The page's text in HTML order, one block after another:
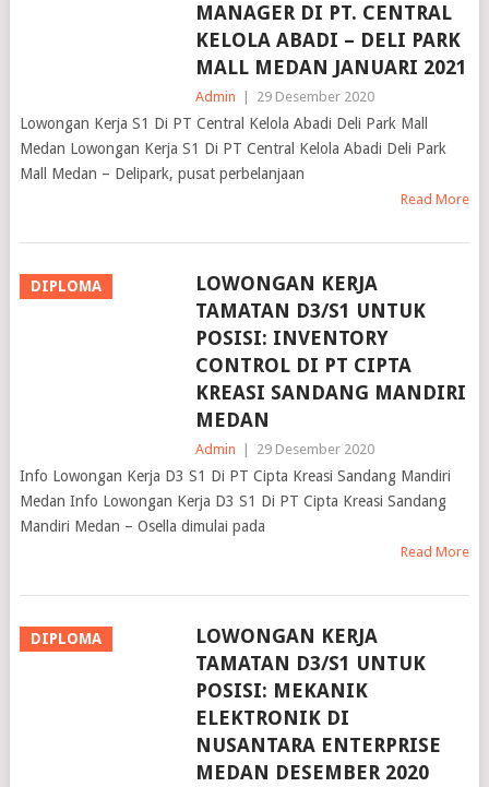
MANAGER DI PT. CENTRAL
KELOLA ABADI – DELI PARK
MALL MEDAN JANUARI 2021
Admin 29 Desember 2020
Lowongan Kerja S1 Di PT Central Kelola Abadi Deli Park Mall
Medan Lowongan Kerja S1 Di PT Central Kelola Abadi Deli Park
Mall Medan – Delipark, pusat perbelanjaan
Read More
DIPLOMA
LOWONGAN KERJA
TAMATAN D3/S1 UNTUK
POSISI: INVENTORY
CONTROL DI PT CIPTA
KREASI SANDANG MANDIRI
MEDAN
Admin 29 Desember 2020
Info Lowongan Kerja D3 S1 Di PT Cipta Kreasi Sandang Mandiri
Medan Info Lowongan Kerja D3 S1 Di PT Cipta Kreasi Sandang
Mandiri Medan – Osella dimulai pada
Read More
DIPLOMA
LOWONGAN KERJA
TAMATAN D3/S1 UNTUK
POSISI: MEKANIK
ELEKTRONIK DI
NUSANTARA ENTERPRISE
MEDAN DESEMBER 2020